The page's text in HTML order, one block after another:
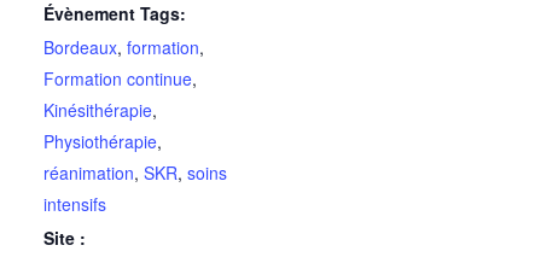
Évènement Tags:
Bordeaux,formation,
Formation continue,
Kinésithérapie,
Physiothérapie,
réanimation,SKR,soins
intensifs
Site :